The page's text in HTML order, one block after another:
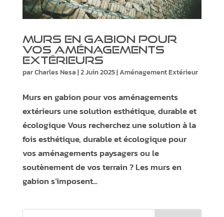
Murs en gabion pour
vos aménagements
extérieurs
parCharles Nesa|2 Juin 2025|Aménagement Extérieur
Murs en gabion pour vos aménagements
extérieurs une solution esthétique, durable et
écologique Vous recherchez une solution à la
fois esthétique, durable et écologique pour
vos aménagements paysagers ou le
soutènement de vos terrain ? Les murs en
gabion s’imposent...